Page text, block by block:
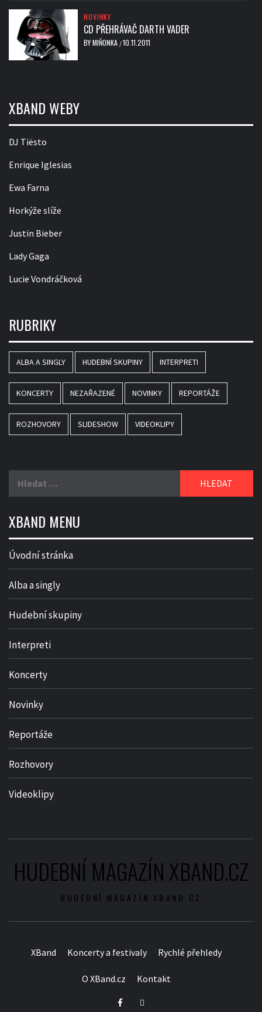
NOVINKY
CD PŘEHRÁVAČ DARTH VADER
BYMIŇONKA /10.11.2011
XBAND WEBY
DJ Tiësto
Enrique Iglesias
Ewa Farna
Horkýže slíže
Justin Bieber
Lady Gaga
Lucie Vondráčková
RUBRIKY
ALBA A SINGLY HUDEBNÍ SKUPINY INTERPRETI
KONCERTY NEZAŘAZENÉ NOVINKY REPORTÁŽE
ROZHOVORY SLIDESHOW VIDEOKLIPY
XBAND MENU
Úvodní stránka
Alba a singly
Hudební skupiny
Interpreti
Koncerty
Novinky
Reportáže
Rozhovory
Videoklipy
HUDEBNÍ MAGAZÍN XBAND.CZ
HUDEBNÍ MAGAZÍN XBAND.CZ
XBand Koncerty a festivaly Rychlé přehledy
O XBand.cz Kontakt
FacebookTwitter